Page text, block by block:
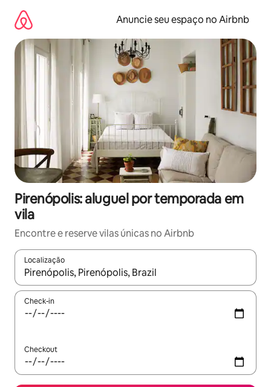
para
conteúdo
Anuncie seu espaço no Airbnb
Pirenópolis: aluguel por temporada em
vila
Encontre e reserve vilas únicas no Airbnb
Localização
Quando os resultados estiverem disponíveis, explore-os
Check-in
Checkout